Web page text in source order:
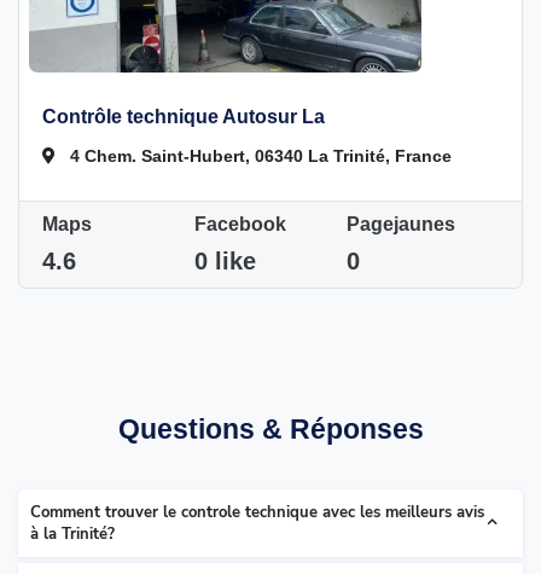
Contrôle technique Autosur La
4 Chem. Saint-Hubert, 06340 La Trinité, France
Maps
4.6
Facebook
0 like
Pagejaunes
0
Questions & Réponses
Comment trouver le controle technique avec les meilleurs avis
à la Trinité?